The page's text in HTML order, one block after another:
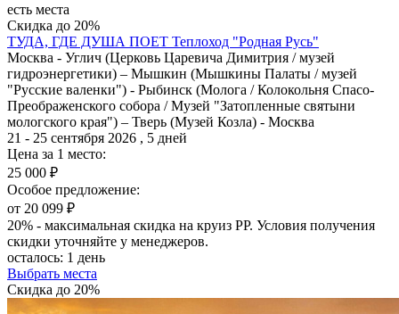
есть места
Скидка до 20%
ТУДА, ГДЕ ДУША ПОЕТ Теплоход "Родная Русь"
Москва - Углич (Церковь Царевича Димитрия / музей
гидроэнергетики) – Мышкин (Мышкины Палаты / музей
"Русские валенки") - Рыбинск (Молога / Колокольня Спасо-
Преображенского собора / Музей "Затопленные святыни
мологского края") – Тверь (Музей Козла) - Москва
21 - 25 сентября 2026 , 5 дней
Цена за 1 место:
25 000 ₽
Особое предложение:
от 20 099 ₽
20% - максимальная скидка на круиз РР. Условия получения
скидки уточняйте у менеджеров.
осталось: 1 день
Выбрать места
Скидка до 20%